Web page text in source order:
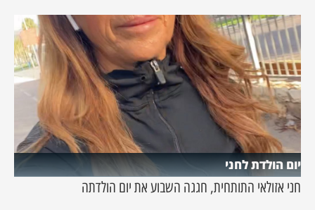
יום הולדת לחני
חני אזולאי התותחית, חגגה השבוע את יום הולדתה